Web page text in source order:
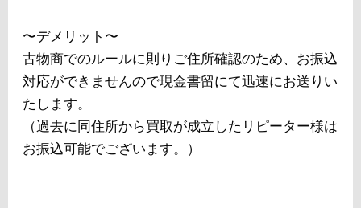
〜デメリット〜
古物商でのルールに則りご住所確認のため、お振込
対応ができませんので現金書留にて迅速にお送りい
たします。
（過去に同住所から買取が成立したリピーター様は
お振込可能でございます。）